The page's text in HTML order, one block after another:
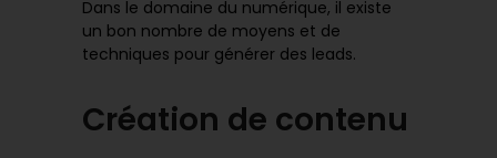
Dans le domaine du numérique, il existe
un bon nombre de moyens et de
techniques pour générer des leads.
Création de contenu